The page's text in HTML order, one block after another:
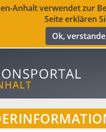
Anhalt verwendet zur
Seite erklären
Ok,